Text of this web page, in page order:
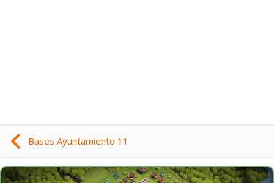
Bases Ayuntamiento 11